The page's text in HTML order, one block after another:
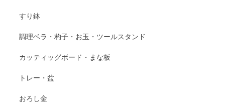
すり鉢
調理ベラ・杓子・お玉・ツールスタンド
カッティッグボード・まな板
トレー・盆
おろし金